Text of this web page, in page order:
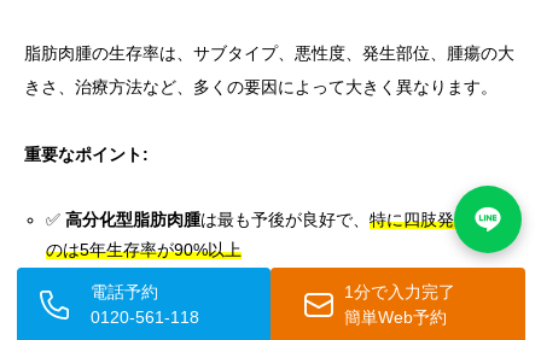
脂肪肉腫の生存率は、サブタイプ、悪性度、発生部位、腫瘍の大
きさ、治療方法など、多くの要因によって大きく異なります。
重要なポイント:
✅高分化型脂肪肉腫は最も予後が良好で、特に四肢発生のも
のは5年生存率が90%以上
脱分化型
は中間的な予後で、5年生存率は40〜60%程度
🧪粘液型 は円形細胞成分の割合により予後が異なり、
電話予約
0120-561-118
1分で入力完了
簡単Web予約